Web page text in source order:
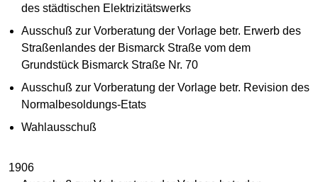
des städtischen Elektrizitätswerks
Ausschuß zur Vorberatung der Vorlage betr. Erwerb des
Straßenlandes der Bismarck Straße vom dem
Grundstück Bismarck Straße Nr. 70
Ausschuß zur Vorberatung der Vorlage betr. Revision des
Normalbesoldungs-Etats
Wahlausschuß
1906